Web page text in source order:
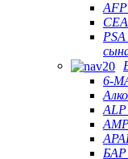
6-
ALP
БАР